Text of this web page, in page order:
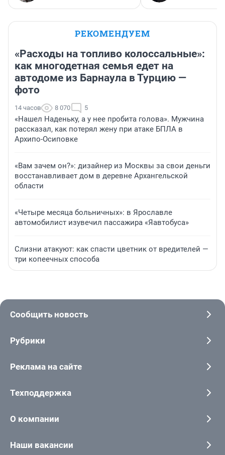
РЕКОМЕНДУЕМ
«Расходы на топливо колоссальные»:
как многодетная семья едет на
автодоме из Барнаула в Турцию —
фото
14 часов 8 070 5
«Нашел Наденьку, а у нее пробита голова». Мужчина
рассказал, как потерял жену при атаке БПЛА в
Архипо-Осиповке
«Вам зачем он?»: дизайнер из Москвы за свои деньги
восстанавливает дом в деревне Архангельской
области
«Четыре месяца больничных»: в Ярославле
автомобилист изувечил пассажира «Яавтобуса»
Слизни атакуют: как спасти цветник от вредителей —
три копеечных способа
Сообщить новость
Рубрики
Реклама на сайте
Техподдержка
О компании
Наши вакансии